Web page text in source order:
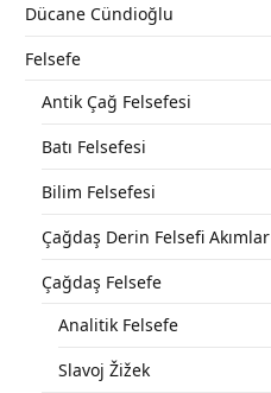
Dücane Cündioğlu
Felsefe
Antik Çağ Felsefesi
Batı Felsefesi
Bilim Felsefesi
Çağdaş Derin Felsefi Akımlar
Çağdaş Felsefe
Analitik Felsefe
Slavoj Žižek